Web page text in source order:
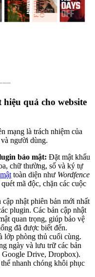
quả cho website
mạng là trách nhiệm của
người dùng.
bảo mật: Đặt mật khẩu
chữ thường, số và ký tự
toàn diện như Wordfence
quét mã độc, chặn các cuộc
cập nhật phiên bản mới nhất
plugin. Các bản cập nhật
quan trọng, giúp bảo vệ
đã được biết đến.
lớp phòng thủ cuối cùng.
ngày và lưu trữ các bản
Google Drive, Dropbox).
nhanh chóng khôi phục